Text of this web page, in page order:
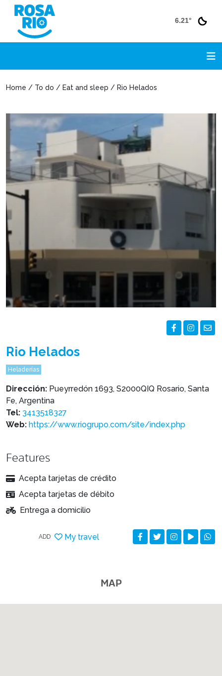
6.21°
Home / To do / Eat and sleep / Rio Helados
Rio Helados
Heladerías
Dirección: Pueyrredón 1693, S2000QIQ Rosario, Santa
Fe, Argentina
Tel: 3413518327
Web: https://www.riogrupo.com/site/index.php
Features
Acepta tarjetas de crédito
Acepta tarjetas de débito
Entrega a domicilio
ADD My travel
MAP